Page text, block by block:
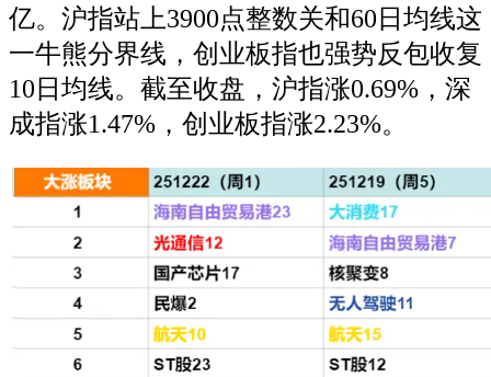
亿。沪指站上3900点整数关和60日均线这
一牛熊分界线，创业板指也强势反包收复
10日均线。截至收盘，沪指涨0.69%，深
成指涨1.47%，创业板指涨2.23%。